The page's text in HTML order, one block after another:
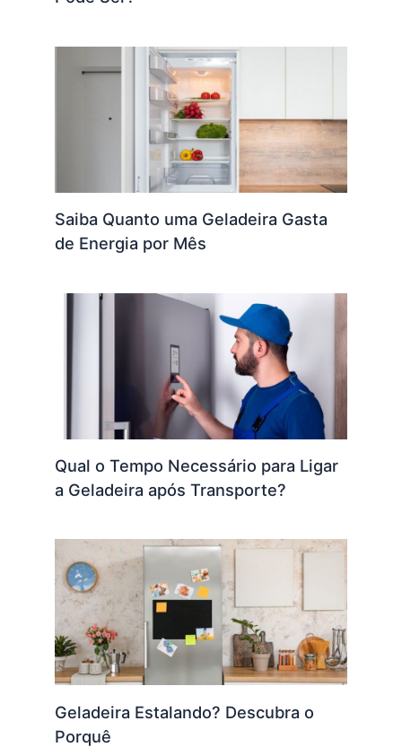
Saiba Quanto uma Geladeira Gasta
de Energia por Mês
Qual o Tempo Necessário para Ligar
a Geladeira após Transporte?
Geladeira Estalando? Descubra o
Porquê